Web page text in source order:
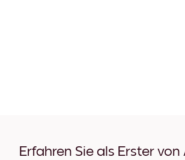
Erfahren Sie als Erster